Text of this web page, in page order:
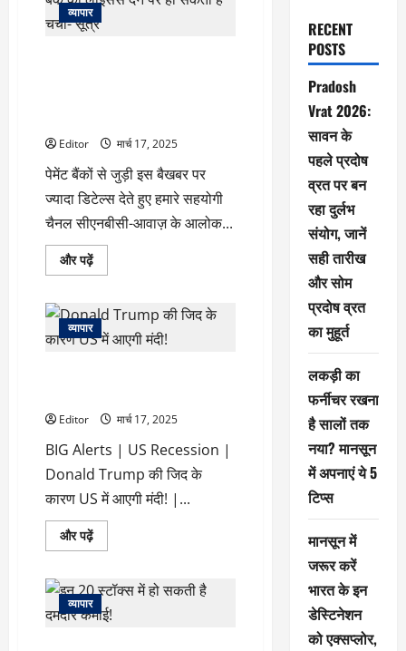
व्यापार
Editor मार्च 17, 2025
पेमेंट बैंकों से जुड़ी इस बैखबर पर
ज्यादा डिटेल्स देते हुए हमारे सहयोगी
चैनल सीएनबीसी-आवाज़ के आलोक...
और पढ़ेंवित्त
मंत्रालय
मार्च
को
बुलाई
पेमेंट
फाइनेंस
बैंक
लाइसेंस
पर
सकती
चर्चा-
सूत्र
के
और
पढ़ें
व्यापार
Editor मार्च 17, 2025
BIG Alerts | US Recession |
Donald Trump की जिद के
कारण US में आएगी मंदी! |...
और पढ़ेंDonald
Trump
के
कारण
US
में
व्यापार
RECENT
POSTS
Pradosh
Vrat 2026:
सावन के
पहले प्रदोष
व्रत पर बन
रहा दुर्लभ
संयोग, जानें
सही तारीख
और सोम
प्रदोष व्रत
का मुहूर्त
लकड़ी का
फर्नीचर रखना
है सालों तक
नया? मानसून
में अपनाएं ये 5
टिप्स
मानसून में
जरूर करें
भारत के इन
डेस्टिनेशन
को एक्सप्लोर,